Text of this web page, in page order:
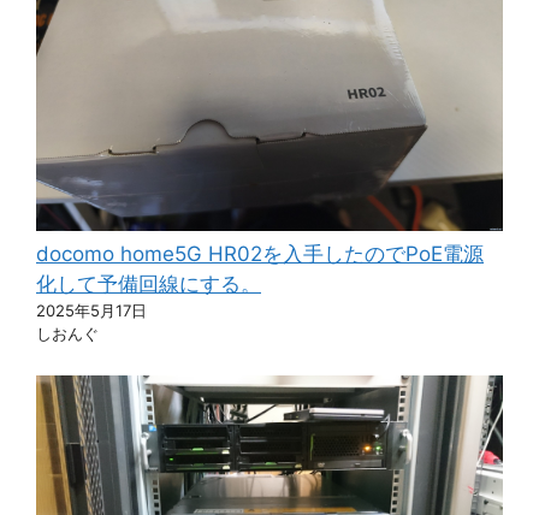
docomo home5G HR02を入手したのでPoE電源
化して予備回線にする。
2025年5月17日
しおんぐ